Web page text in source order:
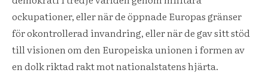
ockupationer, eller när de öppnade Europas gränser
för okontrollerad invandring, eller när de gav sitt stöd
till visionen om den Europeiska unionen i formen av
en dolk riktad rakt mot nationalstatens hjärta.